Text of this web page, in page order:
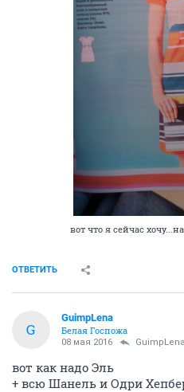
вот что я сейчас
ОТВЕТИТЬ
G
GuimpLena
Белая Госпожа
08 мая 2016 GuimpLena
вот как надо Эль
+ всю Шанель и Одри